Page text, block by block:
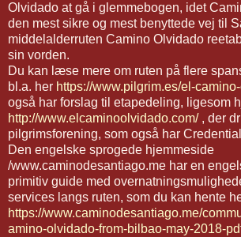
Olvidado at gå i glemmebogen, idet
den mest sikre og mest benyttede vej til
middelalderruten Camino Olvidado
sin vorden.
Du kan læse mere om ruten på flere
bl.a. her https://www.pilgrim.es/el-
også har forslag til etapedeling, ligesom
http://www.elcaminoolvidado.com/, der
pilgrimsforening, som også har
Den engelske sprogede hjemmeside
/www.caminodesantiago.me har en
primitiv guide med
services langs ruten, som du kan hente
https://www.caminodesantiago.me/
amino-olvidado-from-bilbao-may-2018-